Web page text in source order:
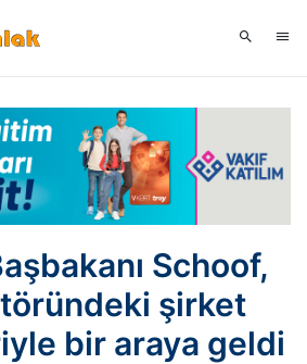
Schoof,
şirket
bir araya geldi